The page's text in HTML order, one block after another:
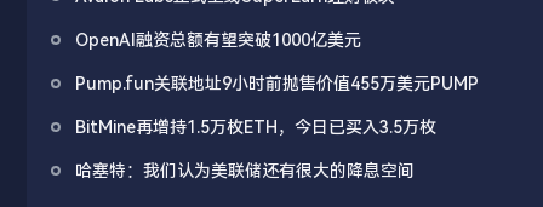
OpenAI融资总额有望突破1000亿美元
Pump.fun关联地址9小时前抛售价值455万美元PUMP
BitMine再增持1.5万枚ETH，今日已买入3.5万枚
哈塞特：我们认为美联储还有很大的降息空间